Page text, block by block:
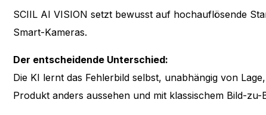
SCIIL AI VISION setzt bewusst auf hochauflösende
Smart-Kameras.
Der entscheidende Unterschied:
Die KI lernt das Fehlerbild selbst, unabhängig von
Produkt anders aussehen und mit klassischem Bild-